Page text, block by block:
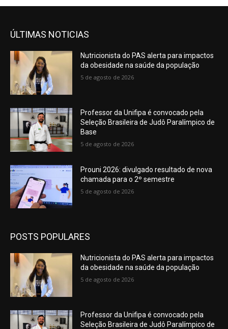
ÚLTIMAS NOTICIAS
Nutricionista do PAS alerta para impactos
da obesidade na saúde da população
5 de agosto de 2026
Professor da Unifipa é convocado pela
Seleção Brasileira de Judô Paralímpico de
Base
5 de agosto de 2026
Prouni 2026: divulgado resultado de nova
chamada para o 2º semestre
5 de agosto de 2026
POSTS POPULARES
Nutricionista do PAS alerta para impactos
da obesidade na saúde da população
5 de agosto de 2026
Professor da Unifipa é convocado pela
Seleção Brasileira de Judô Paralímpico de